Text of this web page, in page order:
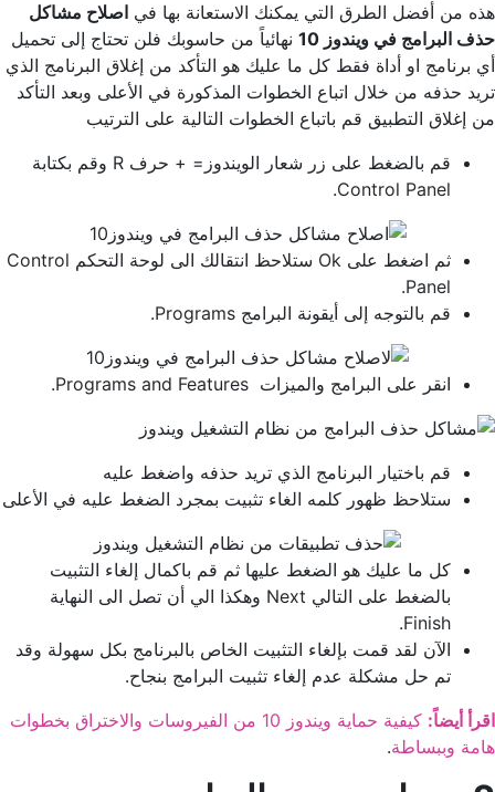
هذه من أفضل الطرق التي يمكنك الاستعانة بها في اصلاح مشاكل
حذف البرامج في ويندوز 10
نهائياً من حاسوبك فلن تحتاج إلى تحميل
أي برنامج او أداة فقط كل ما عليك هو التأكد من إغلاق البرنامج الذي
تريد حذفه من خلال اتباع الخطوات المذكورة في الأعلى وبعد التأكد
من إغلاق التطبيق قم باتباع الخطوات التالية على الترتيب
قم بالضغط على زر شعار الويندوز= + حرف R وقم بكتابة
Control Panel.
ثم اضغط على Ok ستلاحظ انتقالك الى لوحة التحكم Control
Panel.
قم بالتوجه إلى أيقونة البرامج Programs.
انقر على البرامج والميزات Programs and Features.
قم باختيار البرنامج الذي تريد حذفه واضغط عليه
ستلاحظ ظهور كلمه الغاء تثبيت بمجرد الضغط عليه في الأعلى
كل ما عليك هو الضغط عليها ثم قم باكمال إلغاء التثبيت
بالضغط على التالي Next وهكذا الي أن تصل الى النهاية
Finish.
الآن لقد قمت بإلغاء التثبيت الخاص بالبرنامج بكل سهولة وقد
تم حل مشكلة عدم إلغاء تثبيت البرامج بنجاح.
اقرأ أيضاً:
كيفية حماية ويندوز 10 من الفيروسات والاختراق بخطوات
هامة وببساطة.